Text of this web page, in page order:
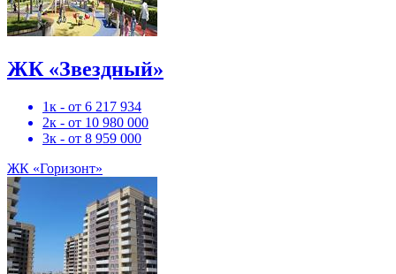
ЖК «Звездный»
1к - от 6 217 934
2к - от 10 980 000
3к - от 8 959 000
ЖК «Горизонт»